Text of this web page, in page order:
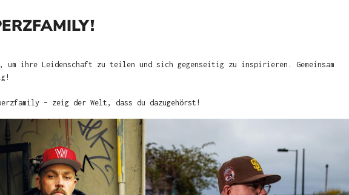
ihre Leidenschaft zu teilen und sich gegenseitig zu inspirieren. Gemeinsam
– zeig der Welt, dass du dazugehörst!